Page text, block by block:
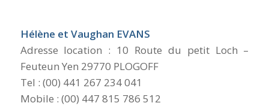
Hélène et Vaughan EVANS
Adresse location : 10 Route du petit Loch –
Feuteun Yen 29770 PLOGOFF
Tel : (00) 441 267 234 041
Mobile : (00) 447 815 786 512